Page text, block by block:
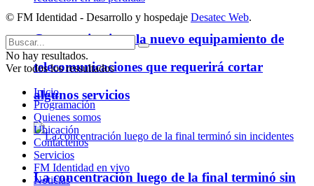
Cooperativa instala nuevo equipamiento de
telecomunicaciones que requerirá cortar
algunos servicios
La concentración luego de la final terminó sin
© FM Identidad - Desarrollo y hospedaje Desatec Web.
No hay resultados.
Ver todos los ressultados
Inicio
Programación
Quienes somos
Ubicación
Contáctenos
Servicios
FM Identidad en vivo
Noticias